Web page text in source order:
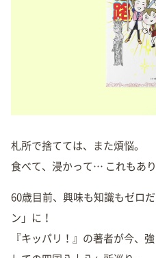
札所で捨てては、また煩悩。
食べて、浸かって… これもあり
60歳目前、興味も知識もゼロ
ン」に！
『キッパリ！』の著者が今、